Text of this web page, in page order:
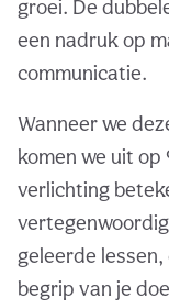
groei. De
een nadruk op
communicatie.
Wanneer we
komen we uit
verlichting
geleerde
begrip van je